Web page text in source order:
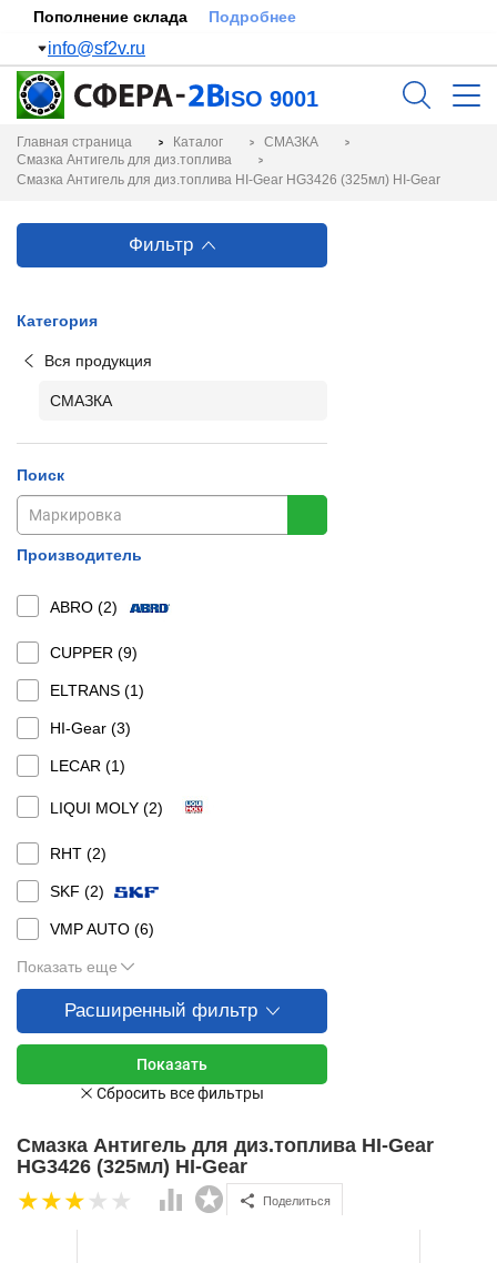
Пополнение склада Подробнее
info@sf2v.ru
ISO 9001
Главная страница Каталог
СМАЗКА
Смазка Антигель для диз.топлива
Смазка Антигель для диз.топлива HI-Gear HG3426 (325мл) HI-Gear
Фильтр
Категория
Вся продукция
СМАЗКА
Поиск
Производитель
ABRO (2)
CUPPER (9)
ELTRANS (1)
HI-Gear (3)
LECAR (1)
LIQUI MOLY (2)
RHT (2)
SKF (2)
VMP AUTO (6)
Показать еще
Расширенный фильтр
Смазка Антигель для диз.топлива HI-Gear
HG3426 (325мл) HI-Gear
Поделиться